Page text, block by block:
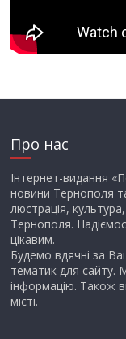
Про нас
Інтернет-видання
новини Тернополя
люстрація,
Тернополя.
цікавим.
Будемо вдячні за
тематик для сайту.
інформацію. Також
місті.